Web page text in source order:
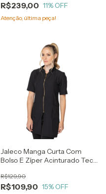
R$239,00 11% OFF
Atenção, última peça!
Jaleco Manga Curta Com
Bolso E Zíper Acinturado Tec
R$109,90
R$129,90
15% OFF